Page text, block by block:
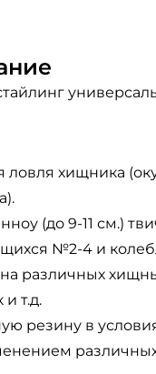
ловля хищника
(до 9-11 см.)
№2-4 и
различных
т.д.
резину в